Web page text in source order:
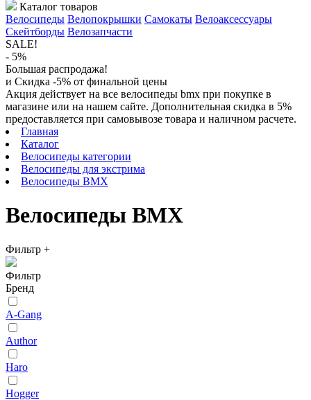
Каталог товаров
Велосипеды Велопокрышки Самокаты Велоаксессуары
Скейтборды Велозапчасти
SALE!
- 5%
Большая распродажа!
и Скидка -5% от финальной цены
Акция действует на все велосипеды bmx при покупке в
магазине или на нашем сайте. Дополнительная скидка в 5%
предоставляется при самовывозе товара и наличном расчете.
Главная
Каталог
Велосипеды категории
Велосипеды для экстрима
Велосипеды BMX
Велосипеды BMX
Фильтр +
Фильтр
Бренд
A-Gang
Author
Haro
Hogger